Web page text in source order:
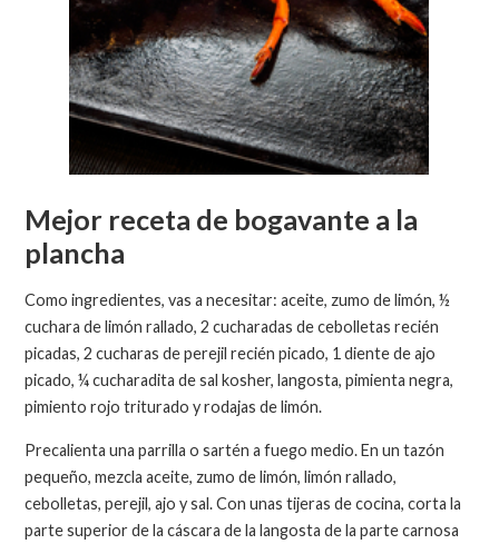
Mejor receta de bogavante a la
plancha
Como ingredientes, vas a necesitar: aceite, zumo de limón, ½
cuchara de limón rallado, 2 cucharadas de cebolletas recién
picadas, 2 cucharas de perejil recién picado, 1 diente de ajo
picado, ¼ cucharadita de sal kosher, langosta, pimienta negra,
pimiento rojo triturado y rodajas de limón.
Precalienta una parrilla o sartén a fuego medio. En un tazón
pequeño, mezcla aceite, zumo de limón, limón rallado,
cebolletas, perejil, ajo y sal. Con unas tijeras de cocina, corta la
parte superior de la cáscara de la langosta de la parte carnosa